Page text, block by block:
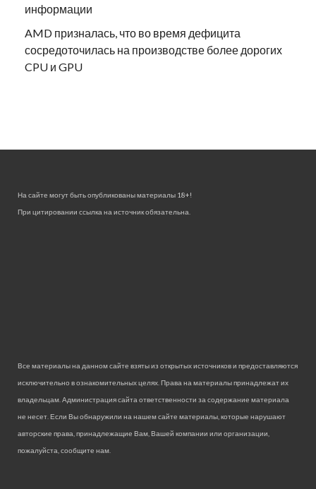
информации
AMD призналась, что во время дефицита
сосредоточилась на производстве более дорогих
CPU и GPU
На сайте могут быть опубликованы материалы 18+!
При цитировании ссылка на источник обязательна.
Все материалы на данном сайте взяты из открытых источников и предоставляются
исключительно в ознакомительных целях. Права на материалы принадлежат их
владельцам. Администрация сайта ответственности за содержание материала
не несет. Если Вы обнаружили на нашем сайте материалы, которые нарушают
авторские права, принадлежащие Вам, Вашей компании или организации,
пожалуйста, сообщите нам.